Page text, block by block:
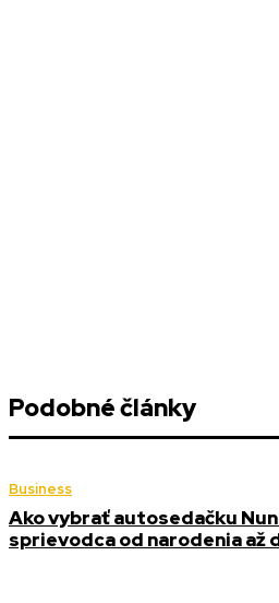
Podobné články
Business
Ako vybrať autosedačku
sprievodca od narodenia až